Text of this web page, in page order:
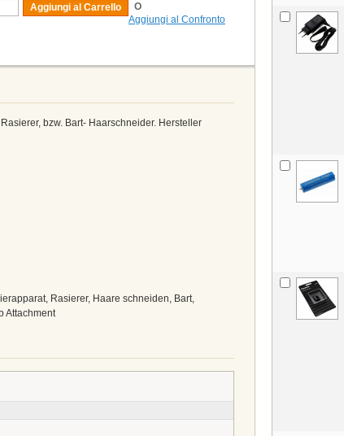
Aggiungi al Carrello
O
Aggiungi al Confronto
bzw. Bart- Haarschneider. Hersteller
Rasierer, Haare schneiden, Bart,
Attachment